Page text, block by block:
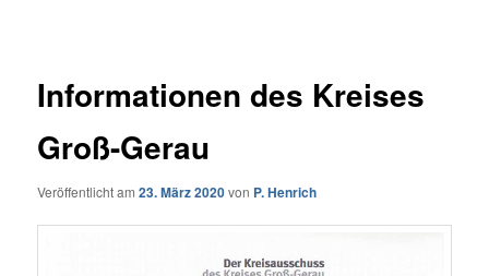
Informationen des Kreises
Groß-Gerau
Veröffentlicht am23. März 2020von P. Henrich